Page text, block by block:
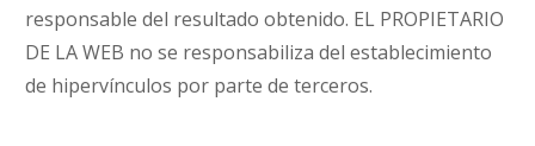
responsable del resultado obtenido. EL PROPIETARIO
DE LA WEB no se responsabiliza del establecimiento
de hipervínculos por parte de terceros.